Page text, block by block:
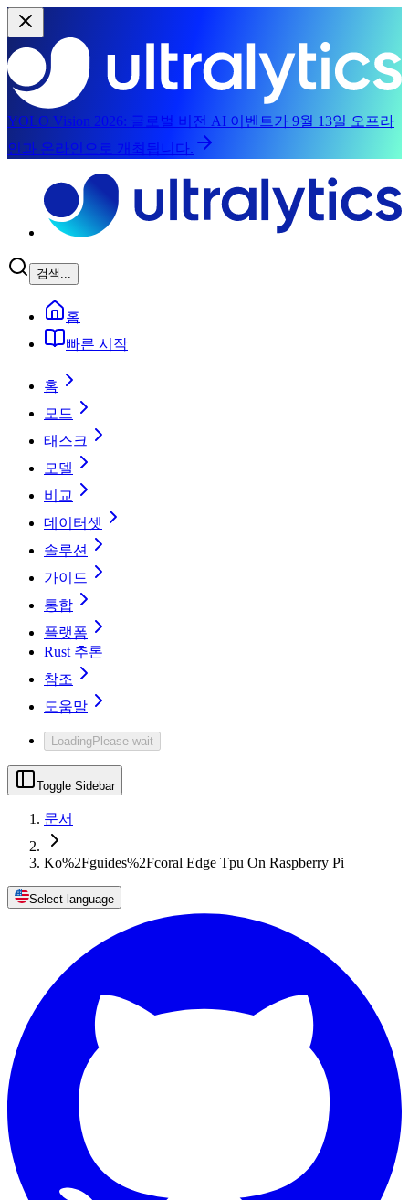
YOLO Vision 2026: 글로벌 비전 AI 이벤트가 9월 13일 오프라
인과 온라인으로 개최됩니다.
검색...
홈
빠른 시작
홈
모드
태스크
모델
비교
데이터셋
솔루션
가이드
통합
플랫폼
Rust 추론
참조
도움말
LoadingPlease wait
Toggle Sidebar
문서
Ko%2Fguides%2Fcoral Edge Tpu On Raspberry Pi
Select language